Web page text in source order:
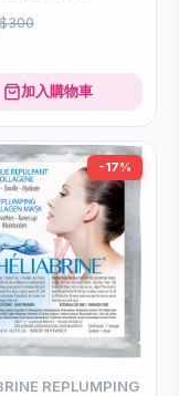
$300
加入購物車
-17%
REPLUMPING